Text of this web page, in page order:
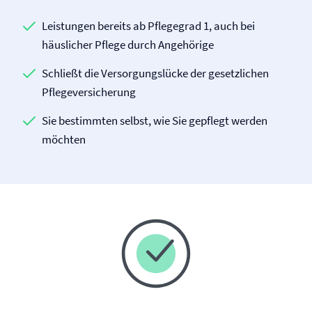
Leistungen bereits ab Pflegegrad 1, auch bei
häuslicher Pflege durch Angehörige
Schließt die Versorgungslücke der gesetzlichen
Pflege­versicherung
Sie bestimmten selbst, wie Sie gepflegt werden
möchten